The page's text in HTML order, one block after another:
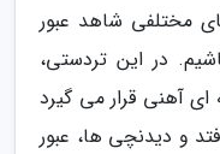
مختلفی شاهد عبور
در این تردستی،
ای آهنی قرار می گیرد
و دیدنچی ها، عبور